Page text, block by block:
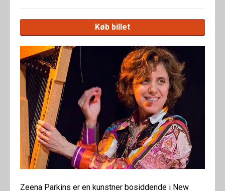
Køb billet
Zeena Parkins er en kunstner bosiddende i New